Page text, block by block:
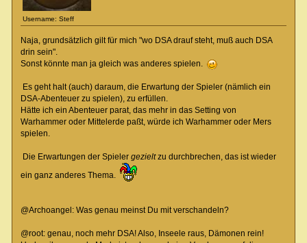
Username: Steff
Naja, grundsätzlich gilt für mich "wo DSA drauf steht, muß auch DSA
drin sein".
Sonst könnte man ja gleich was anderes spielen.
Es geht halt (auch) daraum, die Erwartung der Spieler (nämlich ein
DSA-Abenteuer zu spielen), zu erfüllen.
Hätte ich ein Abenteuer parat, das mehr in das Setting von
Warhammer oder Mittelerde paßt, würde ich Warhammer oder Mers
spielen.
Die Erwartungen der Spieler gezieltzu durchbrechen, das ist wieder
ein ganz anderes Thema.
@Archoangel: Was genau meinst Du mit verschandeln?
@root: genau, noch mehr DSA! Also, Inseele raus, Dämonen rein!